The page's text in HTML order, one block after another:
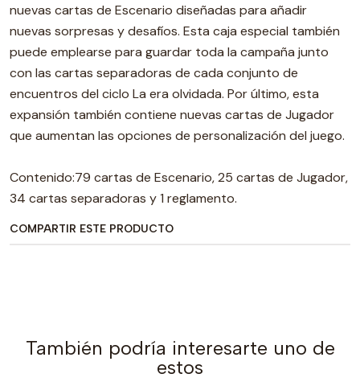
nuevas cartas de Escenario diseñadas para añadir
nuevas sorpresas y desafíos. Esta caja especial también
puede emplearse para guardar toda la campaña junto
con las cartas separadoras de cada conjunto de
encuentros del ciclo La era olvidada. Por último, esta
expansión también contiene nuevas cartas de Jugador
que aumentan las opciones de personalización del juego.
Contenido:79 cartas de Escenario, 25 cartas de Jugador,
34 cartas separadoras y 1 reglamento.
COMPARTIR ESTE PRODUCTO
También podría interesarte uno de
estos